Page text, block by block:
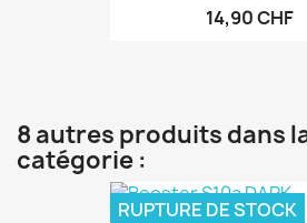
14,90 CHF
8 autres produits dans
catégorie :
RUPTURE DE STOCK